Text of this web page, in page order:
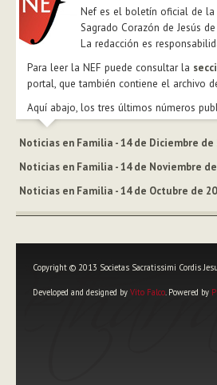
Nef es el boletín oficial de la
Sagrado Corazón de Jesús
La redacción es
Para leer la NEF puede consultar la
portal, que también contiene el archivo
Aquí abajo, los tres últimos números
Noticias en Familia - 14 de Diciembre de
Noticias en Familia - 14 de Noviembre
Noticias en Familia - 14 de Octubre de
Copyright © 2013 Societas Sacratissimi Cordis
Developed and designed by Vito Falco. Powered by